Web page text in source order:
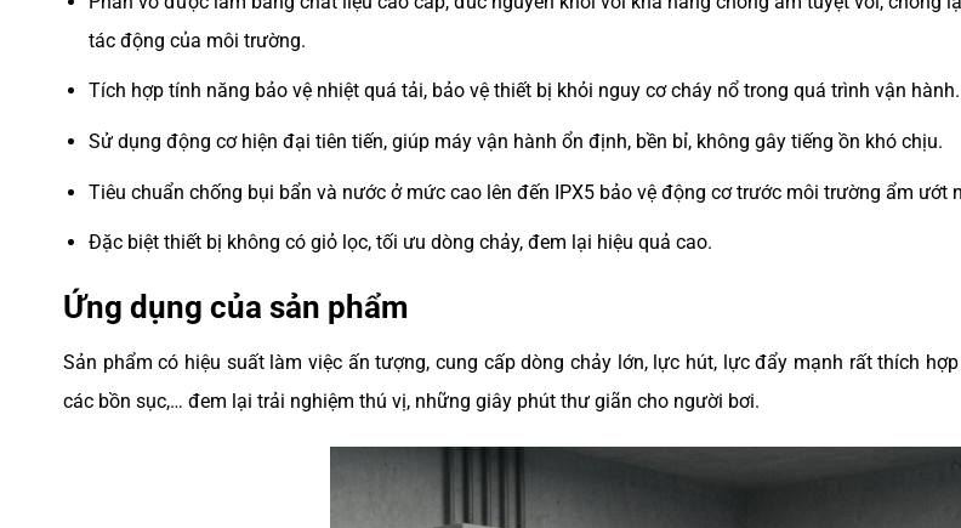
tác động của môi trường.
Tích hợp tính năng bảo vệ nhiệt quá tải, bảo vệ thiết bị khỏi nguy cơ cháy nổ trong quá trình vận hành.
Sử dụng động cơ hiện đại tiên tiến, giúp máy vận hành ổn định, bền bỉ, không gây tiếng ồn khó chịu.
Tiêu chuẩn chống bụi bẩn và nước ở mức cao lên đến IPX5 bảo vệ động cơ trước môi trường ẩm ướt
Đặc biệt thiết bị không có giỏ lọc, tối ưu dòng chảy, đem lại hiệu quả cao.
Ứng dụng của sản phẩm
Sản phẩm có hiệu suất làm việc ấn tượng, cung cấp dòng chảy lớn, lực hút, lực đẩy mạnh rất thích
các bồn sục,… đem lại trải nghiệm thú vị, những giây phút thư giãn cho người bơi.